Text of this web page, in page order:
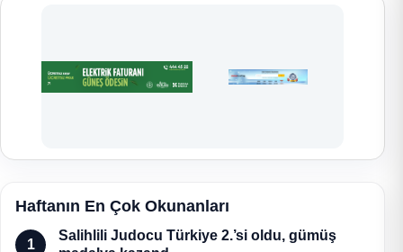
Haftanın En Çok Okunanları
1
Salihlili Judocu Türkiye 2.’si oldu, gümüş